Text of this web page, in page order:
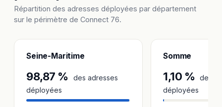
Répartition des adresses déployées par département
sur le périmètre de Connect 76.
Seine-Maritime
98,87 %
des adresses
déployées
Somme
1,10 % des
déployées